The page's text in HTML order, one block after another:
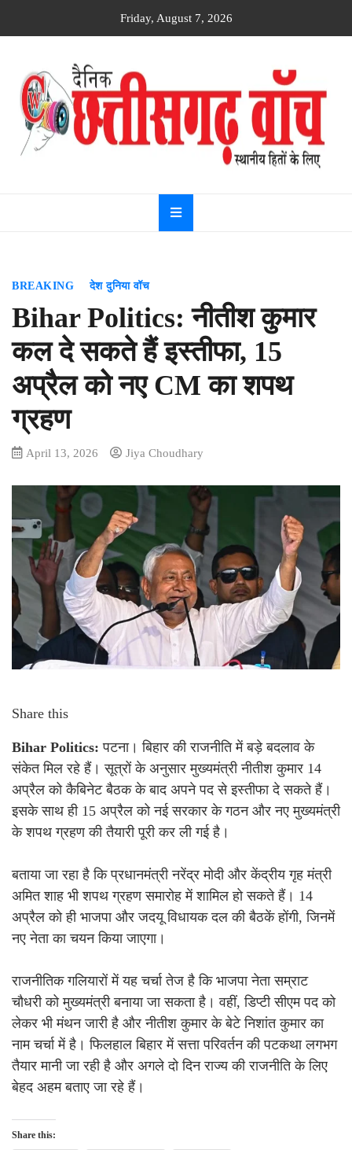
Friday, August 7, 2026
Dainik
Chhattisgarh
watch
BREAKING देश दुनिया वॉच
Bihar Politics: नीतीश कुमार
कल दे सकते हैं इस्तीफा, 15
अप्रैल को नए CM का शपथ
ग्रहण
April 13, 2026 Jiya Choudhary
Share this
Bihar Politics: पटना। बिहार की राजनीति में बड़े बदलाव के
संकेत मिल रहे हैं। सूत्रों के अनुसार मुख्यमंत्री नीतीश कुमार 14
अप्रैल को कैबिनेट बैठक के बाद अपने पद से इस्तीफा दे सकते हैं।
इसके साथ ही 15 अप्रैल को नई सरकार के गठन और नए मुख्यमंत्री
के शपथ ग्रहण की तैयारी पूरी कर ली गई है।
बताया जा रहा है कि प्रधानमंत्री नरेंद्र मोदी और केंद्रीय गृह मंत्री
अमित शाह भी शपथ ग्रहण समारोह में शामिल हो सकते हैं। 14
अप्रैल को ही भाजपा और जदयू विधायक दल की बैठकें होंगी, जिनमें
नए नेता का चयन किया जाएगा।
राजनीतिक गलियारों में यह चर्चा तेज है कि भाजपा नेता सम्राट
चौधरी को मुख्यमंत्री बनाया जा सकता है। वहीं, डिप्टी सीएम पद को
लेकर भी मंथन जारी है और नीतीश कुमार के बेटे निशांत कुमार का
नाम चर्चा में है। फिलहाल बिहार में सत्ता परिवर्तन की पटकथा लगभग
तैयार मानी जा रही है और अगले दो दिन राज्य की राजनीति के लिए
बेहद अहम बताए जा रहे हैं।
Share this: